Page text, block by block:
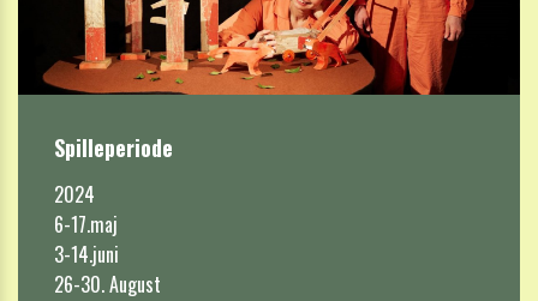
Spilleperiode
2024
6-17.maj
3-14.juni
26-30. August